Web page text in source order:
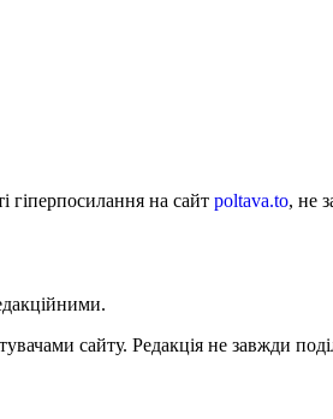
гіперпосилання на сайт poltava.to, не
сайту. Редакція не завжди